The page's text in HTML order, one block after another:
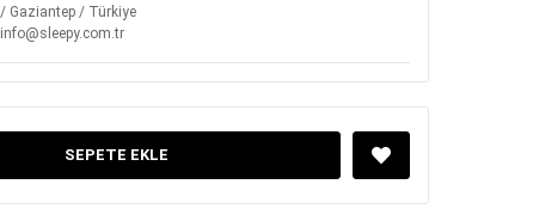
/ Gaziantep / Türkiye
info@sleepy.com.tr
SEPETE EKLE